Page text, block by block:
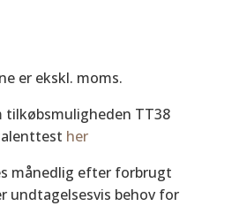
er ekskl. moms.
tilkøbsmuligheden TT38
her
månedlig efter forbrugt
undtagelsesvis behov for